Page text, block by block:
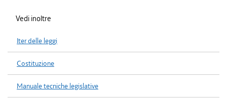
Vedi inoltre
Iter delle leggi
Costituzione
Manuale tecniche legislative